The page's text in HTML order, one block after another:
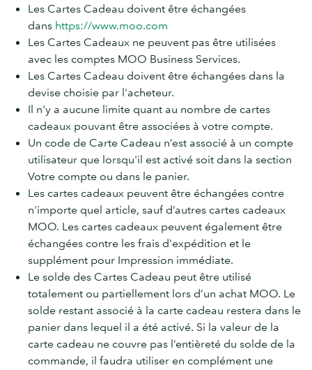
Les Cartes Cadeau doivent être échangées
dans https://www.moo.com
Les Cartes Cadeaux ne peuvent pas être utilisées
avec les comptes MOO Business Services.
Les Cartes Cadeau doivent être échangées dans la
devise choisie par l'acheteur.
Il n'y a aucune limite quant au nombre de cartes
cadeaux pouvant être associées à votre compte.
Un code de Carte Cadeau n’est associé à un compte
utilisateur que lorsqu'il est activé soit dans la section
Votre compte ou dans le panier.
Les cartes cadeaux peuvent être échangées contre
n'importe quel article, sauf d’autres cartes cadeaux
MOO. Les cartes cadeaux peuvent également être
échangées contre les frais d'expédition et le
supplément pour Impression immédiate.
Le solde des Cartes Cadeau peut être utilisé
totalement ou partiellement lors d’un achat MOO. Le
solde restant associé à la carte cadeau restera dans le
panier dans lequel il a été activé. Si la valeur de la
carte cadeau ne couvre pas l’entièreté du solde de la
commande, il faudra utiliser en complément une